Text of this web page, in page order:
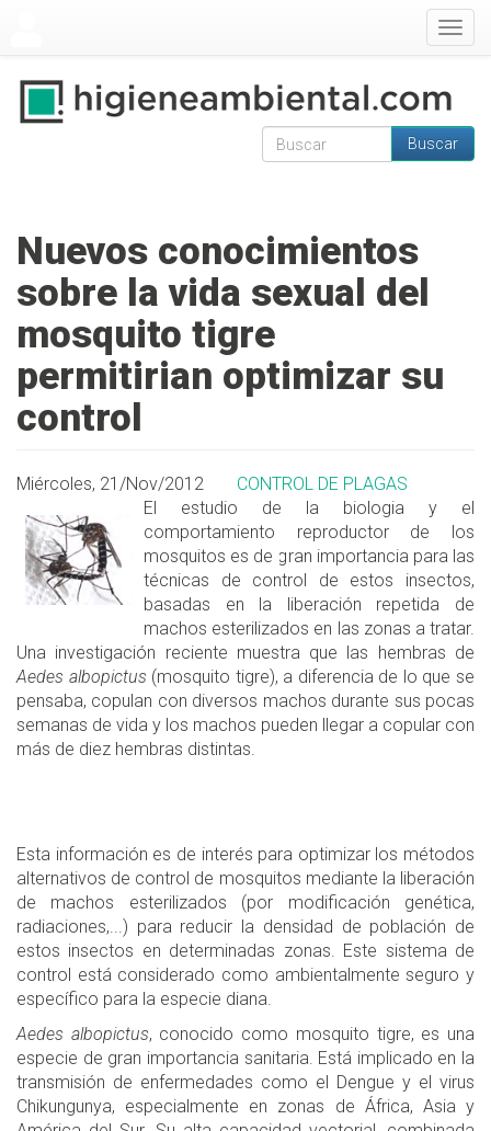
Formulario de
Buscar
Nuevos conocimientos
sobre la vida sexual del
mosquito tigre
permitirian optimizar su
control
Miércoles, 21/Nov/2012
CONTROL DE PLAGAS
El estudio de la biologia y el
comportamiento reproductor de los
mosquitos es de gran importancia para las
técnicas de control de estos insectos,
basadas en la liberación repetida de
machos esterilizados en las zonas a tratar.
Una investigación reciente muestra que las hembras de
Aedes albopictus (mosquito tigre), a diferencia de lo que se
pensaba, copulan con diversos machos durante sus pocas
semanas de vida y los machos pueden llegar a copular con
más de diez hembras distintas.
Esta información es de interés para optimizar los métodos
alternativos de control de mosquitos mediante la liberación
de machos esterilizados (por modificación genética,
radiaciones,...) para reducir la densidad de población de
estos insectos en determinadas zonas. Este sistema de
control está considerado como ambientalmente seguro y
específico para la especie diana.
Aedes albopictus, conocido como mosquito tigre, es una
especie de gran importancia sanitaria. Está implicado en la
transmisión de enfermedades como el Dengue y el virus
Chikungunya, especialmente en zonas de África, Asia y